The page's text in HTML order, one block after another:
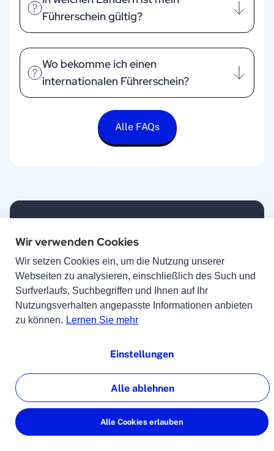
Führerschein gültig?
Wo bekomme ich einen
internationalen Führerschein?
Alle FAQs
FAQs
Kontakt
Versandinformationen
lingoking
Über uns
Ratgeber
Für Unternehmen
Wir verwenden Cookies
Wir setzen Cookies ein, um die Nutzung unserer
Webseiten zu analysieren, einschließlich des Such und
Surfverlaufs, Suchbegriffen und Ihnen auf Ihr
Nutzungsverhalten angepasste Informationen anbieten
zu können. Lernen Sie mehr
Einstellungen
Alle ablehnen
Alle Cookies erlauben